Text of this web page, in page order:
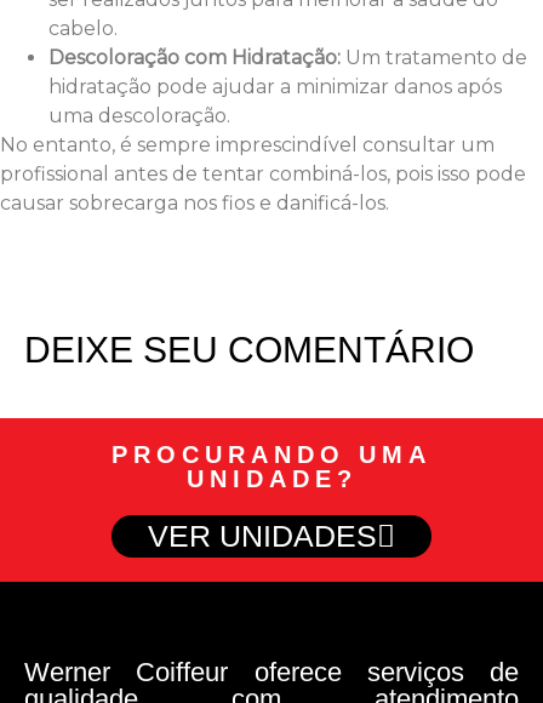
cabelo.
Descoloração com Hidratação: Um tratamento de
hidratação pode ajudar a minimizar danos após
uma descoloração.
No entanto, é sempre imprescindível consultar um
profissional antes de tentar combiná-los, pois isso pode
causar sobrecarga nos fios e danificá-los.
DEIXE SEU COMENTÁRIO
PROCURANDO UMA
UNIDADE?
VER UNIDADES
Werner Coiffeur oferece serviços de